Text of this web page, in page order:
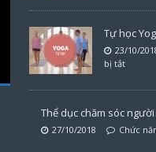
Tự học
23/10/
bị tắt
Thể dục chăm sóc
27/10/2018 Chức